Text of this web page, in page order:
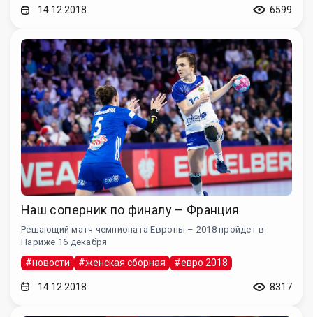
14.12.2018 6599
Наш соперник по финалу – Франция
Решающий матч чемпионата Европы – 2018 пройдет в
Париже 16 декабря
#новости #женская сборная #евро 2018
14.12.2018 8317